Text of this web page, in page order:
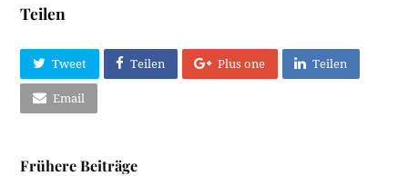
Teilen
Tweet Teilen Plus one Teilen
Email
Frühere Beiträge